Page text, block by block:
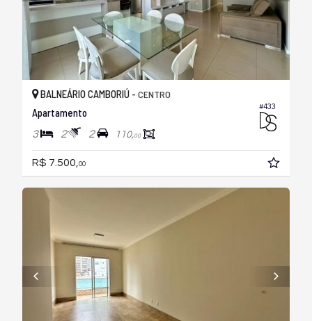
#433
BALNEÁRIO CAMBORIÚ - CENTRO
Apartamento
3 2 2 110,00
R$ 7.500, 00